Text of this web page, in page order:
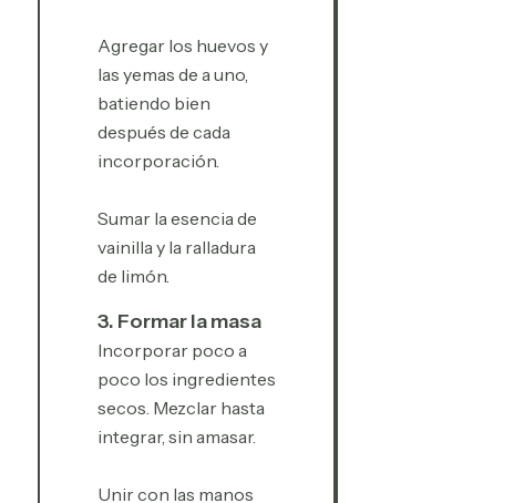
Agregar los huevos y
las yemas de a uno,
batiendo bien
después de cada
incorporación.
Sumar la esencia de
vainilla y la ralladura
de limón.
3. Formar la masa
Incorporar poco a
poco los ingredientes
secos. Mezclar hasta
integrar, sin amasar.
Unir con las manos